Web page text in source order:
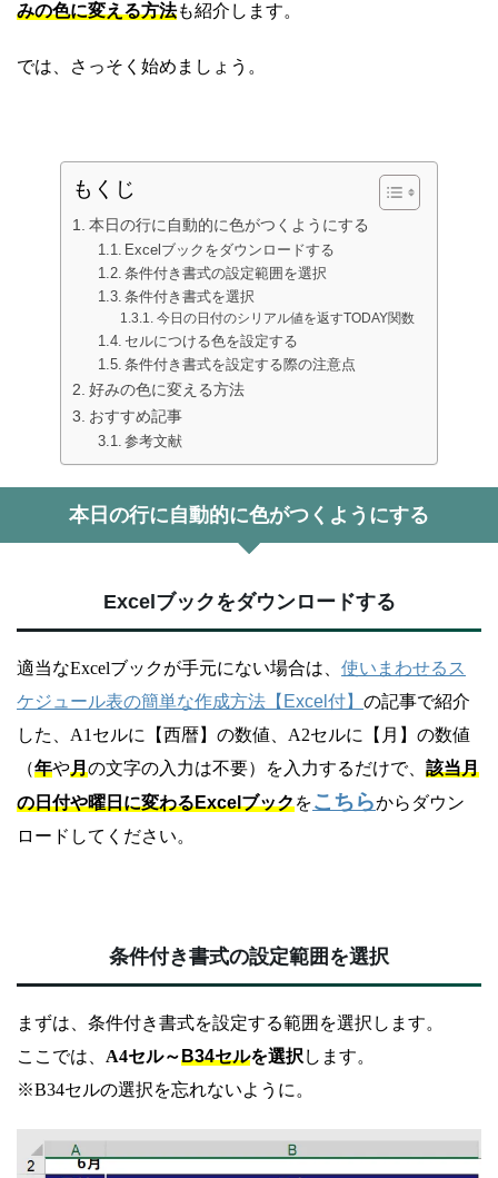
みの色に変える方法も紹介します。
では、さっそく始めましょう。
もくじ
本日の行に自動的に色がつくようにする
Excelブックをダウンロードする
条件付き書式の設定範囲を選択
条件付き書式を選択
今日の日付のシリアル値を返すTODAY関数
セルにつける色を設定する
条件付き書式を設定する際の注意点
好みの色に変える方法
おすすめ記事
参考文献
本日の行に自動的に色がつくようにする
Excelブックをダウンロードする
適当なExcelブックが手元にない場合は、 使いまわせるス
ケジュール表の簡単な作成方法【Excel付】 の記事で紹介
した、A1セルに【西暦】の数値、A2セルに【月】の数値
（年や月の文字の入力は不要）を入力するだけで、 該当月
の日付や曜日に変わるExcelブックをこちらからダウン
ロードしてください。
条件付き書式の設定範囲を選択
まずは、条件付き書式を設定する範囲を選択します。
ここでは、 A4セル～B34セルを選択 します。
※B34セルの選択を忘れないように。